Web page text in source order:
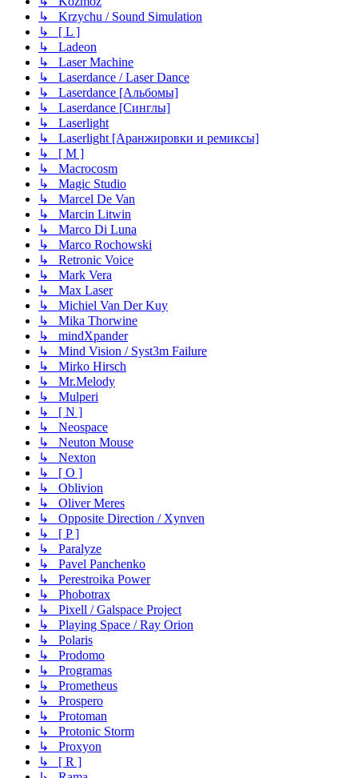
↳ Krzychu / Sound Simulation
↳ [ L ]
↳ Ladeon
↳ Laser Machine
↳ Laserdance / Laser Dance
↳ Laserdance [Альбомы]
↳ Laserdance [Синглы]
↳ Laserlight
↳ Laserlight [Аранжировки и ремиксы]
↳ [ M ]
↳ Macrocosm
↳ Magic Studio
↳ Marcel De Van
↳ Marcin Litwin
↳ Marco Di Luna
↳ Marco Rochowski
↳ Retronic Voice
↳ Mark Vera
↳ Max Laser
↳ Michiel Van Der Kuy
↳ Mika Thorwine
↳ mindXpander
↳ Mind Vision / Syst3m Failure
↳ Mirko Hirsch
↳ Mr.Melody
↳ Mulperi
↳ [ N ]
↳ Neospace
↳ Neuton Mouse
↳ Nexton
↳ [ O ]
↳ Oblivion
↳ Oliver Meres
↳ Opposite Direction / Xynven
↳ [ P ]
↳ Paralyze
↳ Pavel Panchenko
↳ Perestroika Power
↳ Phobotrax
↳ Pixell / Galspace Project
↳ Playing Space / Ray Orion
↳ Polaris
↳ Prodomo
↳ Programas
↳ Prometheus
↳ Prospero
↳ Protoman
↳ Protonic Storm
↳ Proxyon
↳ [ R ]